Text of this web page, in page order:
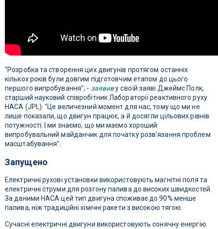
"Розробка та створення цих двигунів протягом останніх
кількох років були довгим підготовчим етапом до цього
першого випробування", - заявиву своїй заяві Джеймс Полк,
старший науковий співробітник Лабораторії реактивного руху
НАСА (JPL). "Це величезний момент для нас, тому що ми не
лише показали, що двигун працює, а й досягли цільових рівнів
потужності. І ми знаємо, що ми маємо хороший
випробувальний майданчик для початку розв'язання проблем
масштабування".
Запущено
Електричні рухові установки використовують магнітні поля та
електричні струми для розгону палива до високих швидкостей.
За даними НАСА цей тип двигуна споживає до 90% менше
палива, ніж традиційні хімічні ракети з високою тягою.
Сучасні електричні двигуни використовують сонячну енергію